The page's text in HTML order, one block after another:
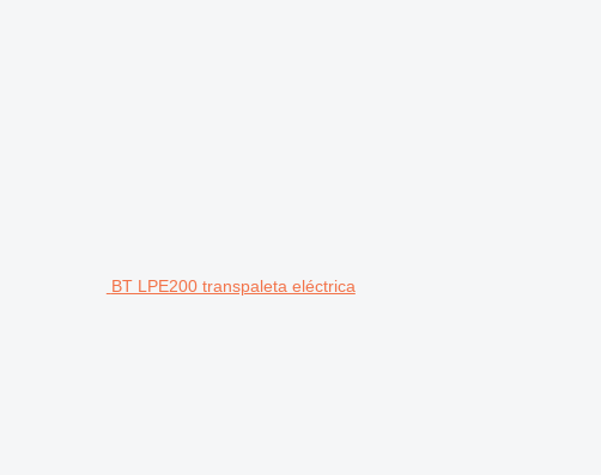
BT LPE200 transpaleta eléctrica